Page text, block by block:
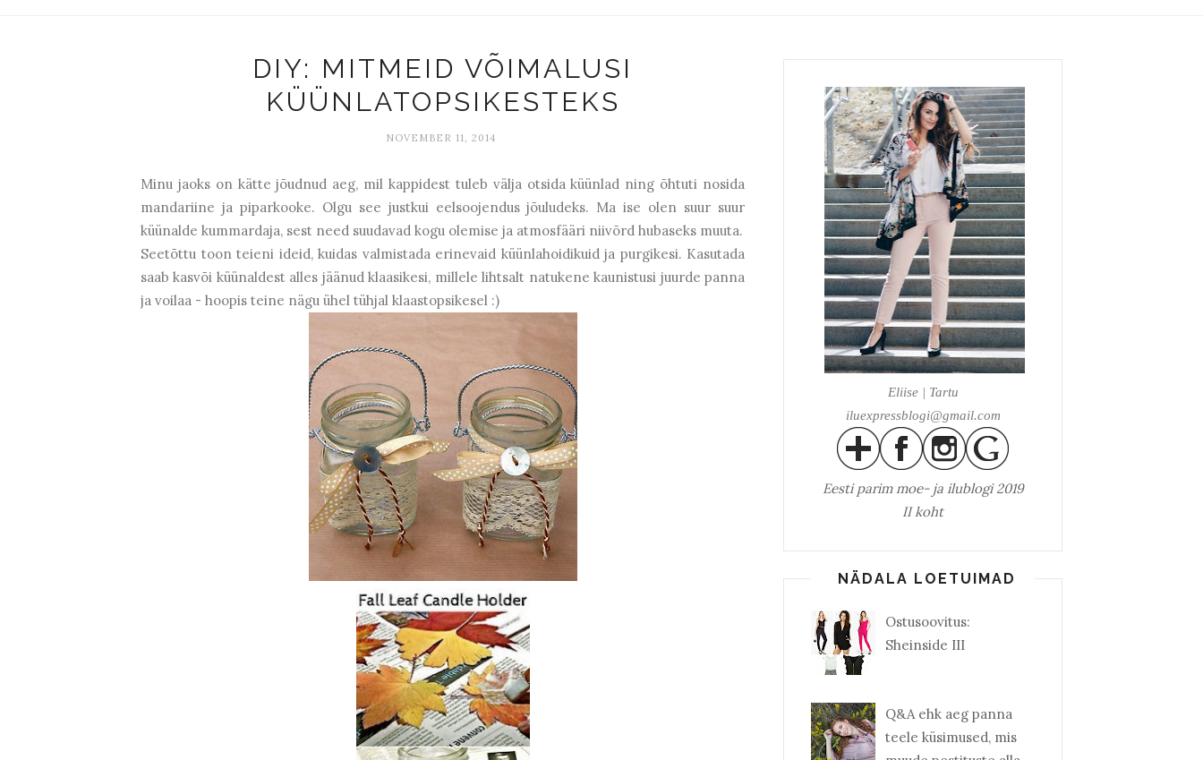
DIY: MITMEID VÕIMALUSI
KÜÜNLATOPSIKESTEKS
NOVEMBER 11, 2014
Minu jaoks on kätte jõudnud aeg, mil kappidest tuleb välja otsida küünlad ning õhtuti nosida
mandariine ja piparkooke. Olgu see justkui eelsoojendus jõuludeks. Ma ise olen suur suur
küünalde kummardaja, sest need suudavad kogu olemise ja atmosfääri niivõrd hubaseks muuta.
Seetõttu toon teieni ideid, kuidas valmistada erinevaid küünlahoidikuid ja purgikesi. Kasutada
saab kasvõi küünaldest alles jäänud klaasikesi, millele lihtsalt natukene kaunistusi juurde panna
ja voilaa - hoopis teine nägu ühel tühjal klaastopsikesel :)
Eliise | Tartu
iluexpressblogi@gmail.com
Eesti parim moe- ja ilublogi 2019
II koht
NÄDALA LOETUIMAD
Ostusoovitus:
Sheinside III
Q&A ehk aeg panna
teele küsimused, mis